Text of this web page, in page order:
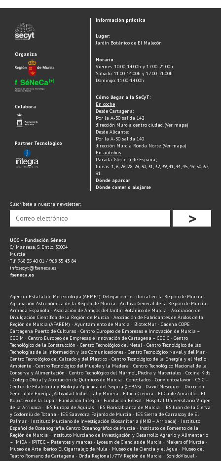
Organiza
Colabora
Partner Tecnológico
Información práctica
Lugar:
Jardín Botánico de El Malecón
Horario:
Viernes: 10:00-14:00h y 17:00-21:00h
Sábado: 11:00-14:00h y 17:00-21:00h
Domingo: 11:00-14:00h
Cómo llegar a la SeCyT:
En coche
Desde Cartagena:
Por la A-30 salida 142
dirección Murcia centro ciudad. (Ver mapa)
Desde Alicante:
Por la A-30 salida 140
dirección Murcia Ronda Norte. (Ver mapa)
En autobus
Parada ‘Glorieta de España’,
líneas: 1, 6, 26, 28, 29, 30, 31, 32, 39, 41, 44, 45, 49, 50, 62,
91.
Dónde aparcar
Dónde comer o alojarse
Suscríbete a nuestra newsletter:
>
UCC – Fundación Séneca
C/ Manresa, 5. Entlo. 30004
Murcia
Tlf: 968 35 40 01 / 968 35 43 84
infosecyt@fseneca.es
fseneca.es
Agencia Estatal de Meteorología (AEMET). Delegación Territorial en la Región de Murcia ·
Agrupación Astronómica de la Región de Murcia · Archivo General de la Región de Murcia ·
Armada Española · Asociación de Amigos del Jardín Botánico de Murcia · Asociación de
Divulgación Científica de la Región de Murcia · Asociación de Fabricantes de Áridos de la
Región de Murcia (AFAREM) · Ayuntamiento de Murcia · BiotecMur · Cadena COPE ·
Cartagena Puerto de Culturas · Centro Europeo de Empresas e Innovación de Murcia –
CEEIM · Centro Europeo de Empresas e Innovación de Cartagena – CEEIC · Centro
Tecnológico de la Construcción · Centro Tecnológico del Metal · Centro Tecnológico de las
Tecnologías de la Información y las Comunicaciones · Centro Tecnológico Naval y del Mar ·
Centro Tecnológico del Calzado y del Plástico · Centro Tecnológico de la Energía y el Medio
Ambiente · Centro Tecnológico del Mueble y la Madera · Centro Tecnológico Nacional de la
Conserva y Alimentación · Centro Tecnológico del Mármol, Piedra y Materiales · Cocina Kids
· Colegio Oficial y Asociación de Químicos de Murcia · Conectados · Convientoafavor · CSIC –
Centro de Edafología y Biología Aplicada del Segura (CEBAS) · David Meseguer · Dirección
General de Energía, Actividad Industrial y Minera · Educa Ciencia · El Cable Amarillo · El
Kolectivo de la Lupa · Fundación Integra · Fundación Repsol · Hospital Universitario Virgen
de la Arrixaca · IES Europa de Águilas · IES Floridablanca de Murcia · IES Juan de la Cierva
y Codorniú de Totana · IES Saavedra Fajardo de Murcia · IES Sierra de Carrascoy de El
Palmar · Instituto Murciano de Investigación Biosanitaria (IMIB – Arrixaca) · Instituto
Español de Oceanografía. Centro Oceanográfico de Murcia · Instituto de Fomento de la
Región de Murcia · Instituto Murciano de Investigación y Desarrollo Agrario y Alimentario
– IMIDA · IPITEC – Patentes y marcas · Lyceum de Ciencias de Murcia · Makers of Murcia ·
Museo de Arte Ibérico El Cigarralejo de Mula · Museo de la Ciencia y el Agua · Museo del
Teatro Romano de Cartagena · Onda Regional /7TV Región de Murcia · SonidoVisual ·